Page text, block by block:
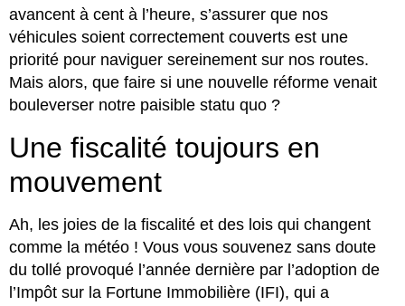
avancent à cent à l’heure, s’assurer que nos
véhicules soient correctement couverts est une
priorité pour naviguer sereinement sur nos routes.
Mais alors, que faire si une nouvelle réforme venait
bouleverser notre paisible statu quo ?
Une fiscalité toujours en
mouvement
Ah, les joies de la fiscalité et des lois qui changent
comme la météo ! Vous vous souvenez sans doute
du tollé provoqué l’année dernière par l’adoption de
l’Impôt sur la Fortune Immobilière (IFI), qui a